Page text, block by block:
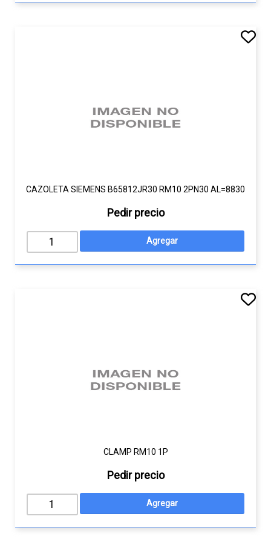
CAZOLETA SIEMENS B65812JR30 RM10 2PN30 AL=8830
Pedir precio
CLAMP RM10 1P
Pedir precio